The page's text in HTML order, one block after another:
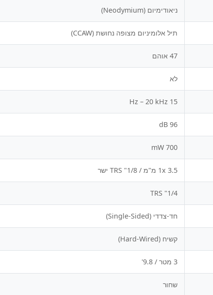
ניאודימיום (Neodymium)
תיל אלומיניום מצופה נחושת (CCAW)
47 אוהם
לא
15 Hz – 20 kHz
96 dB
700 mW
1x 3.5 מ"מ / 1/8" TRS ישר
1/4" TRS
חד-צדדי (Single-Sided)
קשיח (Hard-Wired)
3 מטר / 9.8'
שחור